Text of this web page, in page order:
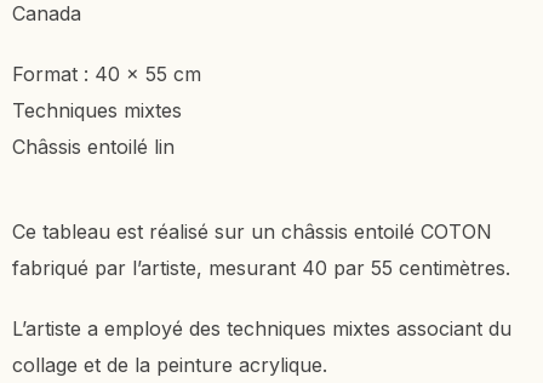
Canada
Format : 40 x 55 cm
Techniques mixtes
Châssis entoilé lin
Ce tableau est réalisé sur un châssis entoilé COTON
fabriqué par l’artiste, mesurant 40 par 55 centimètres.
L’artiste a employé des techniques mixtes associant du
collage et de la peinture acrylique.